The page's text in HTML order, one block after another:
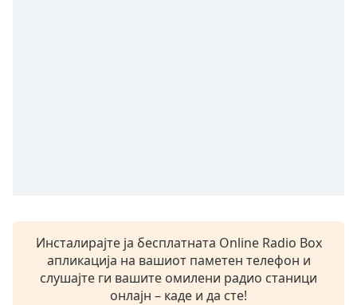
descriptions
,
selected
Инсталирајте ја бесплатната Online Radio Box
апликација на вашиот паметен телефон и
слушајте ги вашите омилени радио станици
онлајн – каде и да сте!